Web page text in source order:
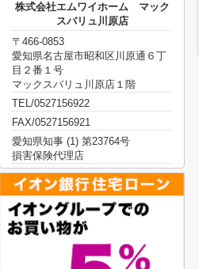
株式会社エムワイホーム マック
スバリュ川原店
〒466-0853
愛知県名古屋市昭和区川原通６丁
目２番１号
マックスバリュ川原店１階
TEL/0527156922
FAX/0527156921
愛知県知事 (1) 第23764号
損害保険代理店